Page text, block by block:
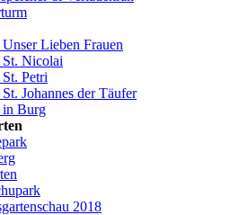
Lieben Frauen
Nicolai
Petri
Johannes der Täufer
Burg
2018